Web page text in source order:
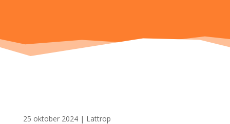
25 oktober 2024| Lattrop